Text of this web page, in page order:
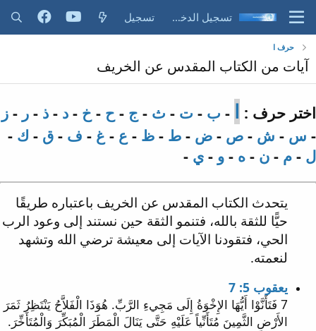
تسجيل الدخول تسجيل
حرف ا
آيات من الكتاب المقدس عن الخريف
اختر حرف : ا - ب - ت - ث - ج - ح - خ - د - ذ - ر - ز
- س - ش - ص - ض - ط - ظ - ع - غ - ف - ق - ك -
ل - م - ن - ه - و - ي -
يتحدث الكتاب المقدس عن الخريف باعتباره طريقًا
حيًّا للثقة بالله، فتنمو الثقة حين نستند إلى وعود الرب
الحي، فتقودنا الآيات إلى معيشة ترضي الله وتشهد
لنعمته.
يعقوب 5: 7
7 فَتَأَنَّوْا أَيُّهَا الإِخْوَةُ إِلَى مَجِيءِ الرَّبِّ. هُوَذَا الْفَلاَّحُ يَنْتَظِرُ ثَمَرَ
الأَرْضِ الثَّمِينَ مُتَأَنِّياً عَلَيْهِ حَتَّى يَنَالَ الْمَطَرَ الْمُبَكِّرَ وَالْمُتَأَخِّرَ.